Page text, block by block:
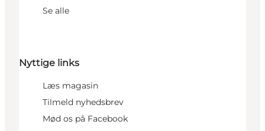
Se alle
Nyttige links
Læs magasin
Tilmeld nyhedsbrev
Mød os på Facebook